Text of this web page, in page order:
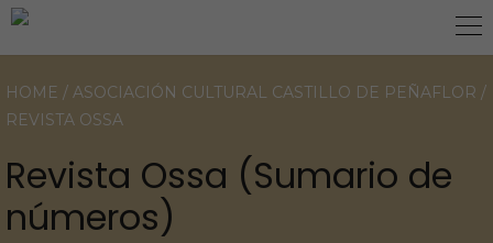
HOME / ASOCIACIÓN CULTURAL CASTILLO DE PEÑAFLOR /
REVISTA OSSA
Revista Ossa (Sumario de
números)